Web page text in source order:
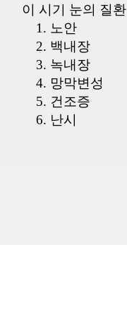
이 시기 눈의 질환
1. 노안
2. 백내장
3. 녹내장
4. 망막변성
5. 건조증
6. 난시